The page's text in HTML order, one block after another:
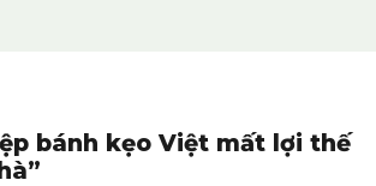
bánh kẹo Việt mất lợi thế